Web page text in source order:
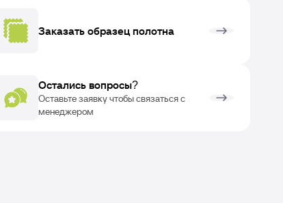
Заказать образец полотна
Остались вопросы?
Оставьте заявку чтобы связаться с
менеджером